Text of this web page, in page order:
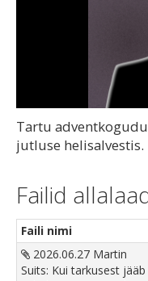
Tartu
jutluse helisalvestis.
Failid
Faili nimi
2026.06.27 Martin
Suits: Kui tarkusest jääb